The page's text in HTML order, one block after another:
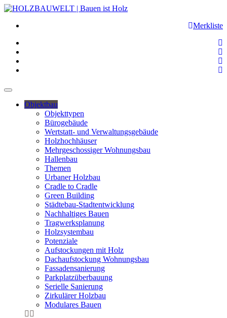
Merkliste
Objektbau
Objekttypen
Bürogebäude
Wertstatt- und Verwaltungsgebäude
Holzhochhäuser
Mehrgeschossiger Wohnungsbau
Hallenbau
Themen
Urbaner Holzbau
Cradle to Cradle
Green Building
Städtebau-Stadtentwicklung
Nachhaltiges Bauen
Tragwerksplanung
Holzsystembau
Potenziale
Aufstockungen mit Holz
Dachaufstockung Wohnungsbau
Fassadensanierung
Parkplatzüberbauung
Serielle Sanierung
Zirkulärer Holzbau
Modulares Bauen